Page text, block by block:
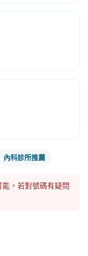
內科診所推薦
，若對號碼有疑問